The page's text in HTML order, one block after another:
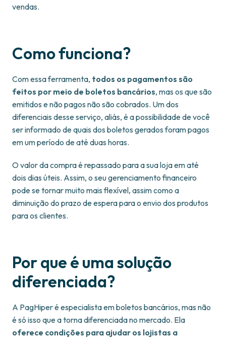
vendas.
Como funciona?
Com essa ferramenta, todos os pagamentos são
feitos por meio de boletos bancários, mas os que são
emitidos e não pagos não são cobrados. Um dos
diferenciais desse serviço, aliás, é a possibilidade de você
ser informado de quais dos boletos gerados foram pagos
em um período de até duas horas.
O valor da compra é repassado para a sua loja em até
dois dias úteis. Assim, o seu gerenciamento financeiro
pode se tornar muito mais flexível, assim como a
diminuição do prazo de espera para o envio dos produtos
para os clientes.
Por que é uma solução
diferenciada?
A PagHiper é especialista em boletos bancários, mas não
é só isso que a torna diferenciada no mercado. Ela
oferece condições para ajudar os lojistas a